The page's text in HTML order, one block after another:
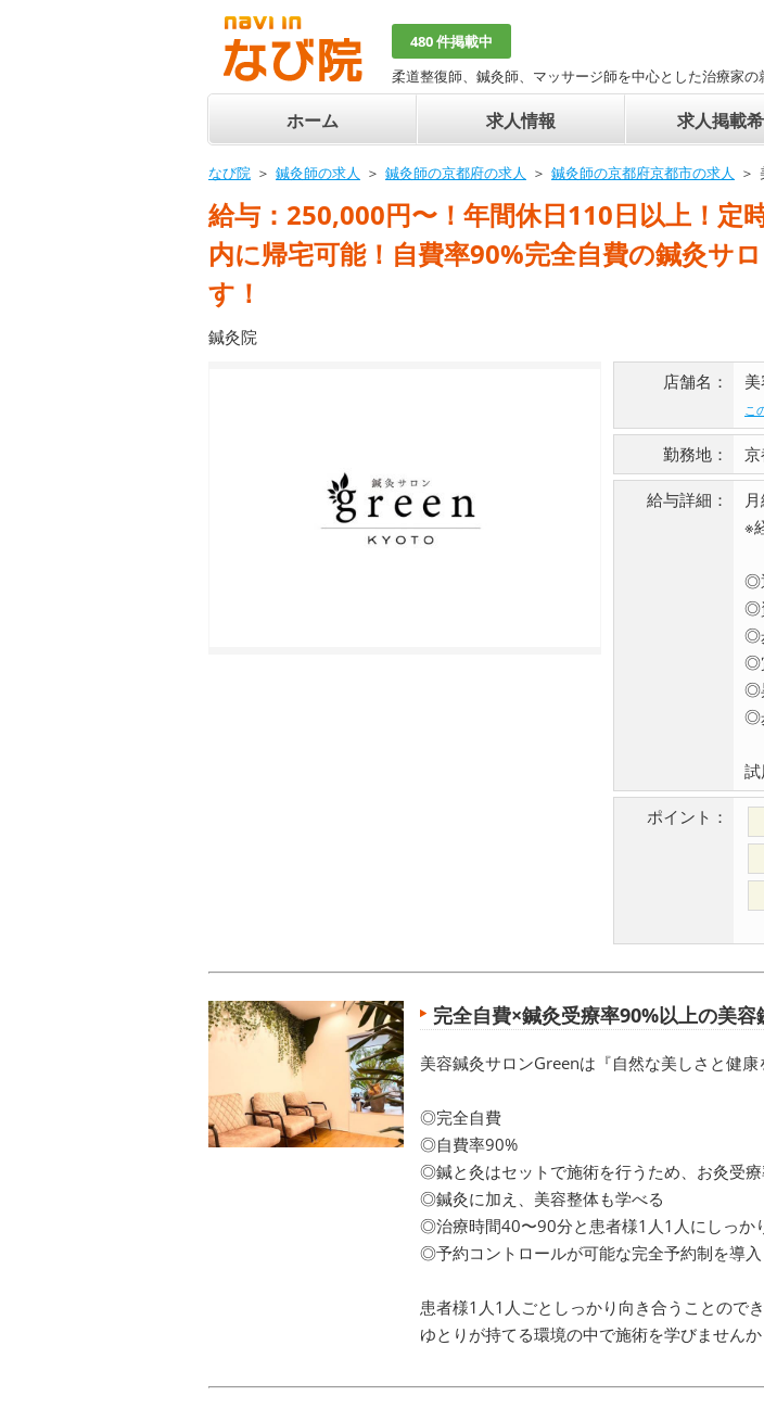
480 件掲載中
柔道整復師、鍼灸師、マッサージ師を中心とした治療家の
ホーム 求人情報 求人掲載
なび院 鍼灸師の求人 鍼灸師の京都府の求人 鍼灸師の京都府京都市の求人
給与：250,000円〜！年間休日110日以上！定
内に帰宅可能！自費率90%完全自費の鍼灸サ
す！
鍼灸院
店舗名：
こ
勤務地：
給与詳細：
※
◎
◎
◎
◎
◎
◎
ポイント：
完全自費×鍼灸受療率90%以上の美容
美容鍼灸サロンGreenは『自然な美しさと健
◎完全自費
◎自費率90%
◎鍼と灸はセットで施術を行うため、お灸受
◎鍼灸に加え、美容整体も学べる
◎治療時間40〜90分と患者様1人1人にしっか
◎予約コントロールが可能な完全予約制を導入
患者様1人1人ごとしっかり向き合うことので
ゆとりが持てる環境の中で施術を学びませんか